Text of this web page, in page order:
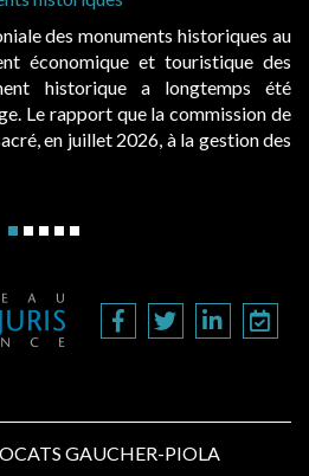
des monuments historiques au
économique et touristique des
historique a longtemps été
Le rapport que la commission de
en juillet 2026, à la gestion des
GAUCHER-PIOLA